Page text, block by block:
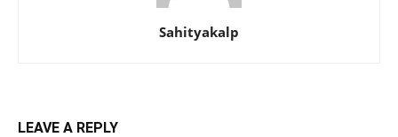
Sahityakalp
LEAVE A REPLY